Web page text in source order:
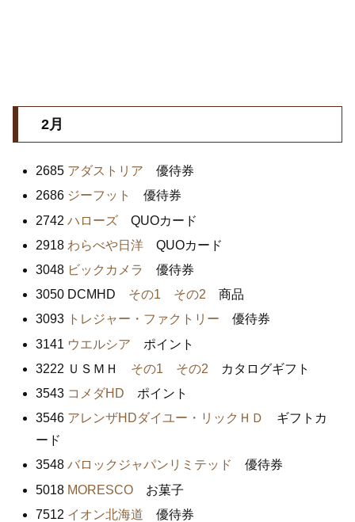
2月
2685 アダストリア 優待券
2686 ジーフット
優待券
2742ハローズ QUOカード
2918 わらべや日洋 QUOカード
3048 ビックカメラ
優待券
3050 DCMHD その1 その2 商品
3093 トレジャー・ファクトリー 優待券
3141 ウエルシア ポイント
3222 ＵＳＭＨ その1 その2 カタログギフト
3543 コメダHD ポイント
3546 アレンザHDダイユー・リックＨＤ
ギフトカ
ード
3548バロックジャパンリミテッド
優待券
5018 MORESCO お菓子
7512 イオン北海道 優待券